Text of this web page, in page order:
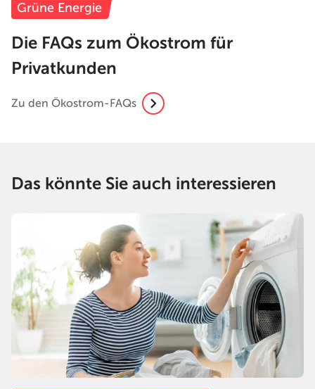
Grüne Energie
Die FAQs zum Ökostrom für
Privatkunden
Zu den Ökostrom-FAQs
Das könnte Sie auch interessieren